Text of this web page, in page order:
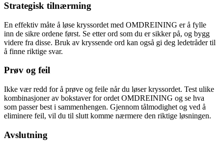
Strategisk tilnærming
En effektiv måte å løse kryssordet med OMDREINING er å fylle
inn de sikre ordene først. Se etter ord som du er sikker på, og bygg
videre fra disse. Bruk av kryssende ord kan også gi deg ledetråder til
å finne riktige svar.
Prøv og feil
Ikke vær redd for å prøve og feile når du løser kryssordet. Test ulike
kombinasjoner av bokstaver for ordet OMDREINING og se hva
som passer best i sammenhengen. Gjennom tålmodighet og ved å
eliminere feil, vil du til slutt komme nærmere den riktige løsningen.
Avslutning